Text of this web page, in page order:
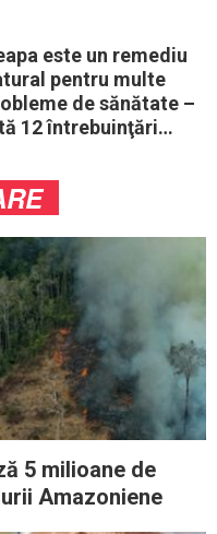
este un remediu
pentru multe
de sănătate –
12 întrebuinţări
5 milioane de
Amazoniene